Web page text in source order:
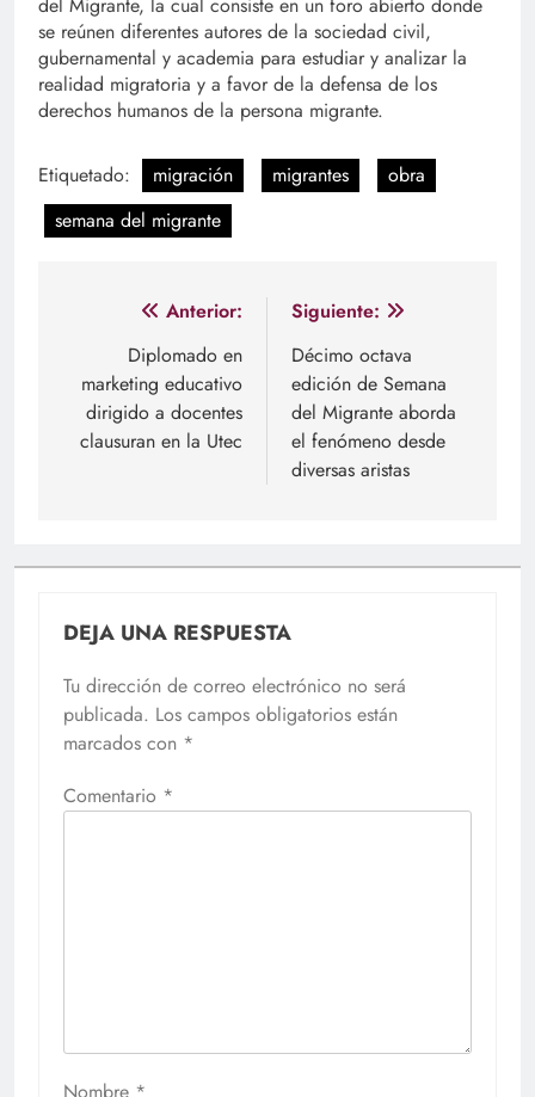
del Migrante, la cual consiste en un foro abierto donde
se reúnen diferentes autores de la sociedad civil,
gubernamental y academia para estudiar y analizar la
realidad migratoria y a favor de la defensa de los
derechos humanos de la persona migrante.
Etiquetado: migración migrantes
obra
semana del migrante
Navegación
entradas
Anterior:
Diplomado en
marketing educativo
dirigido a docentes
clausuran en la Utec
Siguiente:
Décimo octava
edición de Semana
del Migrante aborda
el fenómeno desde
diversas aristas
DEJA UNA RESPUESTA
Tu dirección de correo electrónico no será
publicada. Los campos obligatorios están
marcados con *
Comentario *